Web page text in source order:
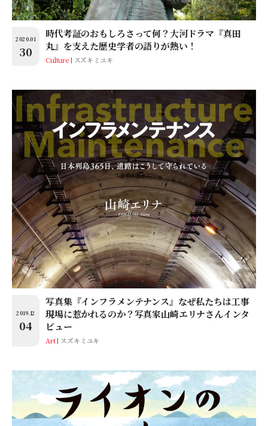
2020.01
30
時代考証のおもしろさって何？大河ドラマ『真田
丸』を支えた歴史学者の語りが熱い！
Culture スズキミユキ
2019.12
04
写真集『インフラメンテナンス』なぜ私たちは工事
現場に惹かれるのか？写真家山崎エリナさんインタ
ビュー
Art スズキミユキ